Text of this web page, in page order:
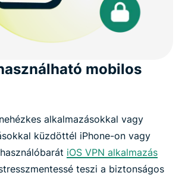
mobilos
alkalmazásokkal vagy
küzdöttél iPhone-on vagy
iOS VPN alkalmazás
teszi a biztonságos